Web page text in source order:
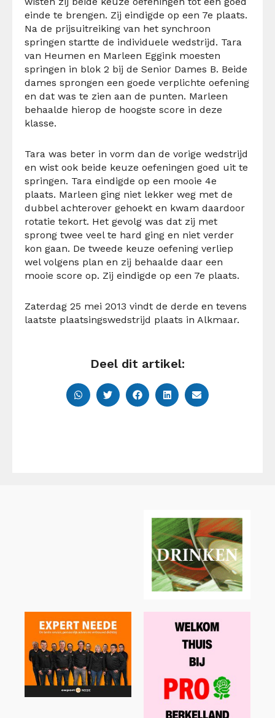
einde te brengen. Zij eindigde op een 7e plaats.
Na de prijsuitreiking van het synchroon
springen startte de individuele wedstrijd. Tara
van Heumen en Marleen Eggink moesten
springen in blok 2 bij de Senior Dames B. Beide
dames sprongen een goede verplichte oefening
en dat was te zien aan de punten. Marleen
behaalde hierop de hoogste score in deze
klasse.
Tara was beter in vorm dan de vorige wedstrijd
en wist ook beide keuze oefeningen goed uit te
springen. Tara eindigde op een mooie 4e
plaats. Marleen ging niet lekker weg met de
dubbel achterover gehoekt en kwam daardoor
rotatie tekort. Het gevolg was dat zij met
sprong twee veel te hard ging en niet verder
kon gaan. De tweede keuze oefening verliep
wel volgens plan en zij behaalde daar een
mooie score op. Zij eindigde op een 7e plaats.
Zaterdag 25 mei 2013 vindt de derde en tevens
laatste plaatsingswedstrijd plaats in Alkmaar.
Deel dit artikel: